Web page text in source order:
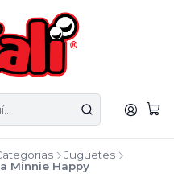
Juguetes
Minnie Happy